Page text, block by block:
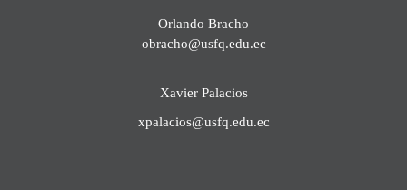
Orlando Bracho
obracho@usfq.edu.ec
Xavier Palacios
xpalacios@usfq.edu.ec